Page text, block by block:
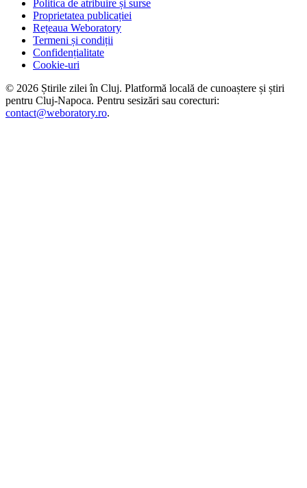
Politica de atribuire și surse
Proprietatea publicației
Rețeaua Weboratory
Termeni și condiții
Confidențialitate
Cookie-uri
© 2026 Știrile zilei în Cluj. Platformă locală de cunoaștere și știri
pentru Cluj-Napoca. Pentru sesizări sau corecturi:
contact@weboratory.ro.